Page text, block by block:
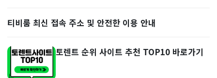
티비룸 최신 접속 주소 및 안전한 이용 안내
토렌트 순위 사이트 추천 TOP10 바로가기